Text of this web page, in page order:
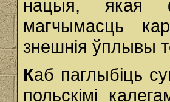
нацыя, якая
магчымасць
знешнія ўплывы
Каб паглыбіць
польскімі